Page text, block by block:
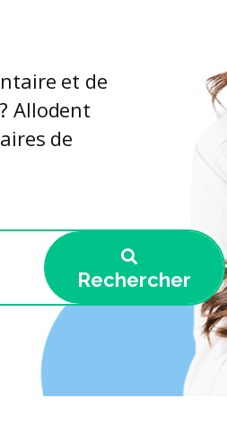
et de
Allodent
de
Rechercher